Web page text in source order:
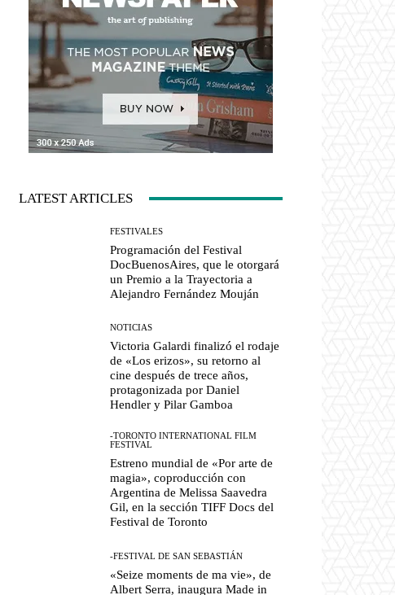
LATEST ARTICLES
FESTIVALES
Programación del Festival
DocBuenosAires, que le otorgará
un Premio a la Trayectoria a
Alejandro Fernández Mouján
NOTICIAS
Victoria Galardi finalizó el rodaje
de «Los erizos», su retorno al
cine después de trece años,
protagonizada por Daniel
Hendler y Pilar Gamboa
-TORONTO INTERNATIONAL FILM
FESTIVAL
Estreno mundial de «Por arte de
magia», coproducción con
Argentina de Melissa Saavedra
Gil, en la sección TIFF Docs del
Festival de Toronto
-FESTIVAL DE SAN SEBASTIÁN
«Seize moments de ma vie», de
Albert Serra, inaugura Made in